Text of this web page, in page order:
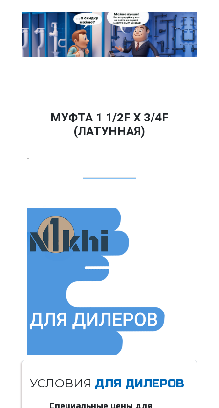
МУФТА 1 1/2F Х 3/4F
(ЛАТУННАЯ)
УСЛОВИЯ ДЛЯ ДИЛЕРОВ
Специальные цены для